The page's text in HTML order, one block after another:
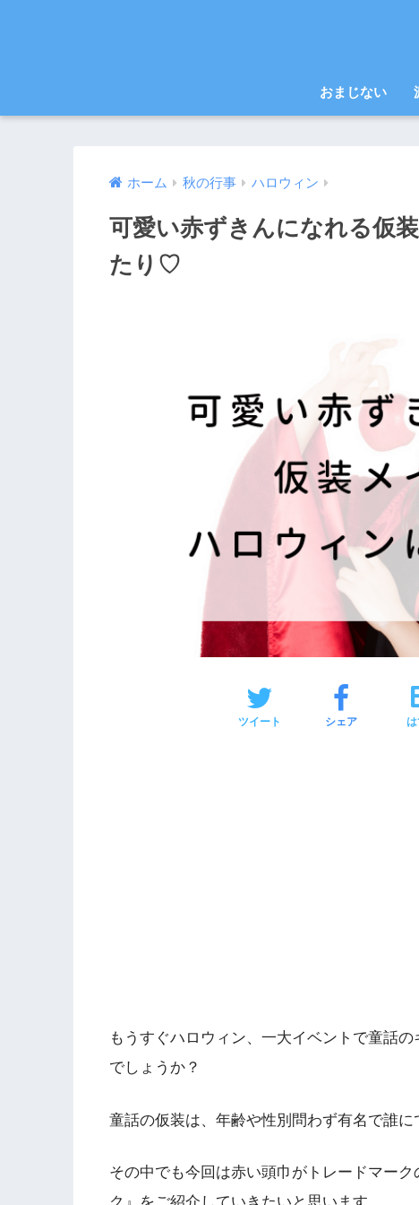
おまじない
ホーム 秋の行事 ハロウィン
可愛い赤ずきんになれる仮
たり♡
ツイート シェア
もうすぐハロウィン、一大イベントで童話
でしょうか？
童話の仮装は、年齢や性別問わず有名で誰
その中でも今回は赤い頭巾がトレードマー